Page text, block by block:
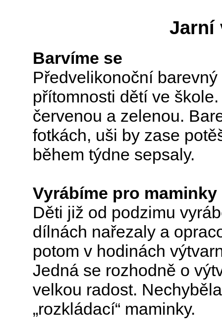
Jarní
Barvíme se
Předvelikonoční
přítomnosti dětí ve
červenou a zelenou.
fotkách, uši by zase
během týdne sepsaly.
Vyrábíme pro
Děti již od podzimu
dílnách nařezaly a
potom v hodinách
Jedná se rozhodně o
velkou radost.
„rozkládací“ maminky.